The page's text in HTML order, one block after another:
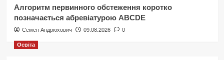
Алгоритм первинного обстеження коротко
позначається абревіатурою ABCDE
Семен Андрюхович 09.08.2026 0
Освіта